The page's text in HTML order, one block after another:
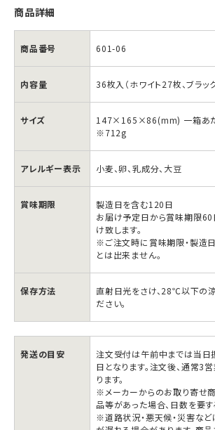
白
い
恋
人
36
枚
缶
入
ホ
白
い
恋
36
枚
缶
ホ
商品詳細
商品番号 601-06
内容量 36枚入（ホワイト27枚、ブラッ
サイズ
147×165×86(mm) 一箱あた
※712g
アレルギー表示 小麦、卵、乳成分、大豆
賞味期限
製造日を含む120日
お届け予定日から賞味期限
け致します。
※ご注文時に賞味期限・製造
とは出来ません。
保存方法
直射日光をさけ、28℃以下の
ださい。
発送の目安
注文受付は午前中までは当日
日となります。注文後、通常3
ります。
※メーカーからのお取り寄せ
品等があった場合、日数を要す
※道路状況・悪天候・災害な